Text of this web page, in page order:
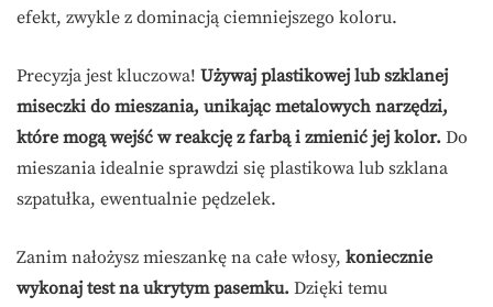
efekt, zwykle z dominacją ciemniejszego koloru.
Precyzja jest kluczowa! Używaj plastikowej lub szklanej
miseczki do mieszania, unikając metalowych narzędzi,
które mogą wejść w reakcję z farbą i zmienić jej kolor. Do
mieszania idealnie sprawdzi się plastikowa lub szklana
szpatułka, ewentualnie pędzelek.
Zanim nałożysz mieszankę na całe włosy, koniecznie
wykonaj test na ukrytym pasemku. Dzięki temu